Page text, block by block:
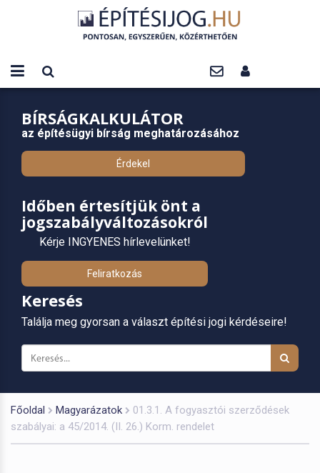
BÍRSÁGKALKULÁTOR
az építésügyi bírság meghatározásához
Érdekel
Időben értesítjük önt a
jogszabályváltozásokról
Kérje INGYENES hírlevelünket!
Feliratkozás
Keresés
Találja meg gyorsan a választ építési jogi kérdéseire!
Főoldal Magyarázatok
01.3.1. A fogyasztói szerződések
szabályai: a 45/2014. (II. 26.) Korm. rendelet